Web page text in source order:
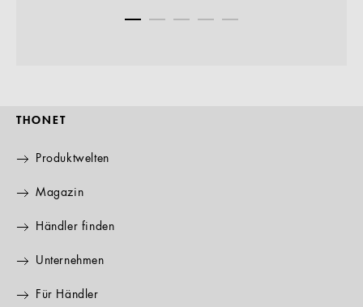
THONET
Produktwelten
Magazin
Händler finden
Unternehmen
Für Händler